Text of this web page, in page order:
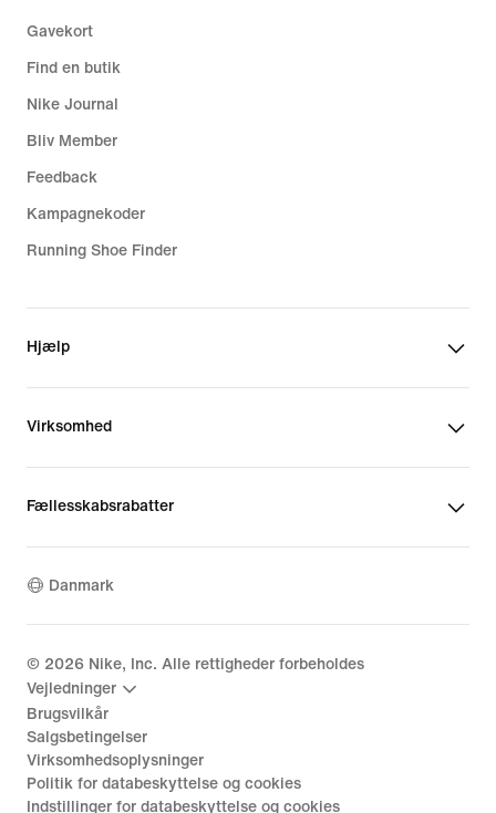
Gavekort
Find en butik
Nike Journal
Bliv Member
Feedback
Kampagnekoder
Running Shoe Finder
Hjælp
Virksomhed
Fællesskabsrabatter
Danmark
© 2026 Nike, Inc. Alle rettigheder forbeholdes
Vejledninger
Brugsvilkår
Salgsbetingelser
Virksomhedsoplysninger
Politik for databeskyttelse og cookies
Indstillinger for databeskyttelse og cookies